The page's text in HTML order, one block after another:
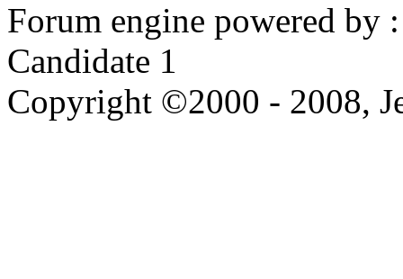
Forum engine powered by
Candidate 1
Copyright ©2000 - 2008,